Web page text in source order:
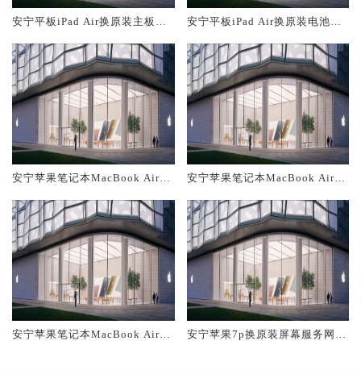
安宁平板iPad Air换原装主板维
安宁平板iPad Air换原装电池维
安宁苹果笔记本MacBook Air换
安宁苹果笔记本MacBook Air换
安宁苹果笔记本MacBook Air换
安宁苹果7p换原装屏幕服务网点